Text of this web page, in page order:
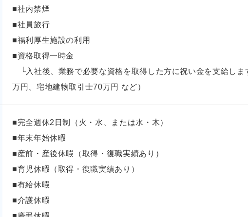
■社内禁煙
■社員旅行
■福利厚生施設の利用
■資格取得一時金
└入社後、業務で必要な資格を取得した方に祝い金を支給しま
万円、宅地建物取引士70万円 など）
■完全週休2日制（火・水、または水・木）
■年末年始休暇
■産前・産後休暇（取得・復職実績あり）
■育児休暇（取得・復職実績あり）
■有給休暇
■介護休暇